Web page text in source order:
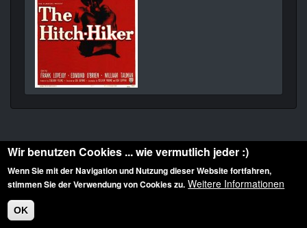
Diese Website ist urheberrechtlich geschützt: © 2010-2026 der Film Noir de. Alle
Rechte vorbehalten.
Wir benutzen Cookies ... wie vermutlich jeder :)
Wenn Sie mit der Navigation und Nutzung dieser Website fortfahren,
stimmen Sie der Verwendung von Cookies zu. Weitere Informationen
OK